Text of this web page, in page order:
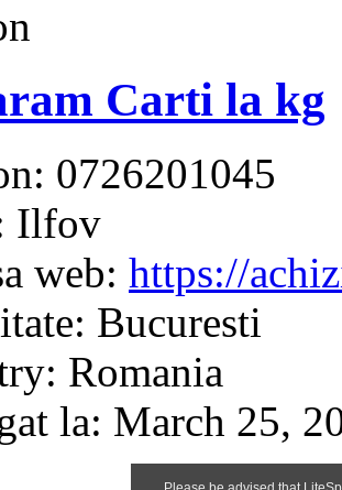
Carti la kg
0726201045
Ilfov
web: https://
Bucuresti
Romania
la: March 25,